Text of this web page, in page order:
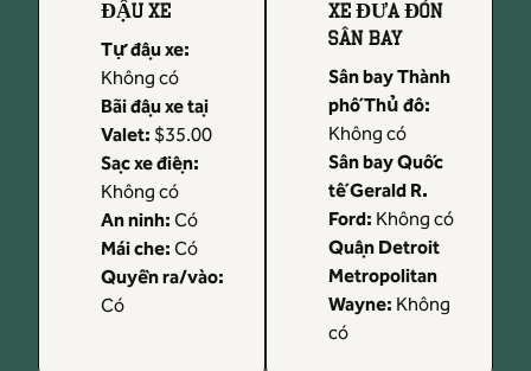
ĐẬU XE
Tự đậu xe:
Không có
Bãi đậu xe tại
Valet: $35.00
Sạc xe điện:
Không có
An ninh: Có
Mái che: Có
Quyền ra/vào:
Có
XE ĐƯA ĐÓN
SÂN BAY
Sân bay Thành
phố Thủ đô:
Không có
Sân bay Quốc
tế Gerald R.
Ford: Không có
Quận Detroit
Metropolitan
Wayne: Không
có